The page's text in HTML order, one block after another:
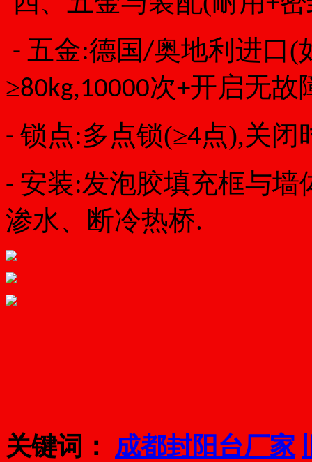
- 五金:德国/奥地利进口(
≥80kg,10000次+开启无故
- 锁点:多点锁(≥4点),关闭
- 安装:发泡胶填充框与墙
渗水、断冷热桥.
关键词： 成都封阳台厂家